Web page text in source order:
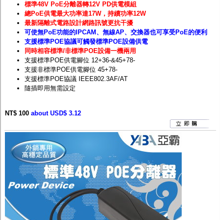
標準48V PoE分離器轉12V PD供電模組
總PoE供電最大功率達17W，持續功率12W
最新隔離式電路設計網路訊號更抗干擾
可使無PoE功能的IPCAM、無線AP、交換器也可享受PoE的便利
支援標準POE協議可觸發標準POE設備供電
同時相容標準/非標準POE設備一機兩用
支援標準POE供電腳位 12+36-&45+78-
支援非標準POE供電腳位 45+78-
支援標準POE協議 IEEE802.3AF/AT
隨插即用無需設定
NT$ 100 about USD$ 3.12